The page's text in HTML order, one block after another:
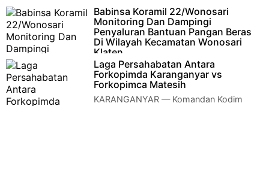
Letkol Inf Slamet Hardiyanto, S.H., M.I.P.,
menghadiri Upacara Hadeging Klat…
Babinsa Koramil 22/Wonosari
Monitoring Dan Dampingi
Penyaluran Bantuan Pangan Beras
Di Wilayah Kecamatan Wonosari
Klaten
Klaten — Dalam rangka mendukung pelaksanaan program
ketahanan pangan nasional, Babinsa Koramil 22/Wonosari Ko…
Laga Persahabatan Antara
Forkopimda Karanganyar vs
Forkopimca Matesih
KARANGANYAR — Komandan Kodim